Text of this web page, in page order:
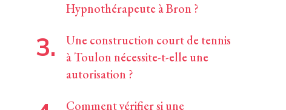
Hypnothérapeute à Bron ?
Une construction court de tennis
à Toulon nécessite-t-elle une
autorisation ?
Comment vérifier si une